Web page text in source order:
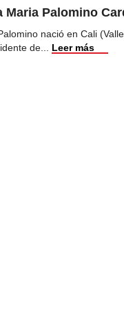
Maria Palomino
nació en Cali
de
Leer más